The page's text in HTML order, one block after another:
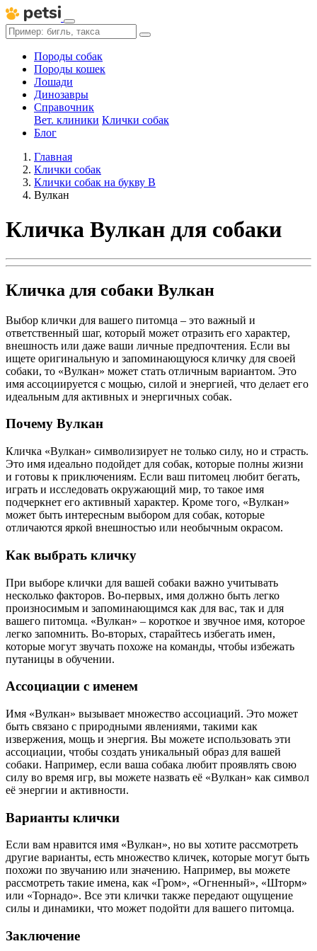
Породы собак
Породы кошек
Лошади
Динозавры
Справочник
Вет. клиники Клички собак
Блог
Главная
Клички собак
Клички собак на букву В
Вулкан
Кличка Вулкан для собаки
Кличка для собаки Вулкан
Выбор клички для вашего питомца – это важный и
ответственный шаг, который может отразить его характер,
внешность или даже ваши личные предпочтения. Если вы
ищете оригинальную и запоминающуюся кличку для своей
собаки, то «Вулкан» может стать отличным вариантом. Это
имя ассоциируется с мощью, силой и энергией, что делает его
идеальным для активных и энергичных собак.
Почему Вулкан
Кличка «Вулкан» символизирует не только силу, но и страсть.
Это имя идеально подойдет для собак, которые полны жизни
и готовы к приключениям. Если ваш питомец любит бегать,
играть и исследовать окружающий мир, то такое имя
подчеркнет его активный характер. Кроме того, «Вулкан»
может быть интересным выбором для собак, которые
отличаются яркой внешностью или необычным окрасом.
Как выбрать кличку
При выборе клички для вашей собаки важно учитывать
несколько факторов. Во-первых, имя должно быть легко
произносимым и запоминающимся как для вас, так и для
вашего питомца. «Вулкан» – короткое и звучное имя, которое
легко запомнить. Во-вторых, старайтесь избегать имен,
которые могут звучать похоже на команды, чтобы избежать
путаницы в обучении.
Ассоциации с именем
Имя «Вулкан» вызывает множество ассоциаций. Это может
быть связано с природными явлениями, такими как
извержения, мощь и энергия. Вы можете использовать эти
ассоциации, чтобы создать уникальный образ для вашей
собаки. Например, если ваша собака любит проявлять свою
силу во время игр, вы можете назвать её «Вулкан» как символ
её энергии и активности.
Варианты клички
Если вам нравится имя «Вулкан», но вы хотите рассмотреть
другие варианты, есть множество кличек, которые могут быть
похожи по звучанию или значению. Например, вы можете
рассмотреть такие имена, как «Гром», «Огненный», «Шторм»
или «Торнадо». Все эти клички также передают ощущение
силы и динамики, что может подойти для вашего питомца.
Заключение